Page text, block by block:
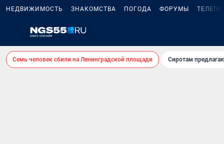
НЕДВИЖИМОСТЬ ЗНАКОМСТВА ПОГОДА ФОРУМЫ
Семь человек сбили на Ленинградской площади Сиротам